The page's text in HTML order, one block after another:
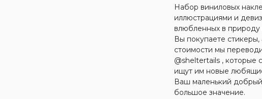
Набор виниловых
иллюстрациями и
влюбленных в природу
Вы покупаете стикеры,
стоимости мы
@sheltertails , которые
ищут им новые
Ваш маленький
большое значение.